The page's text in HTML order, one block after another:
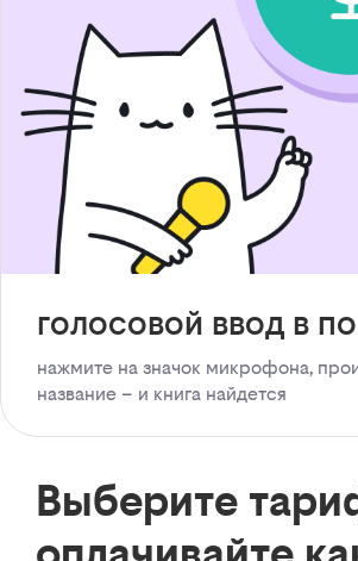
голосовой ввод в
нажмите на значок микрофона,
название – и книга найдется
Выберите